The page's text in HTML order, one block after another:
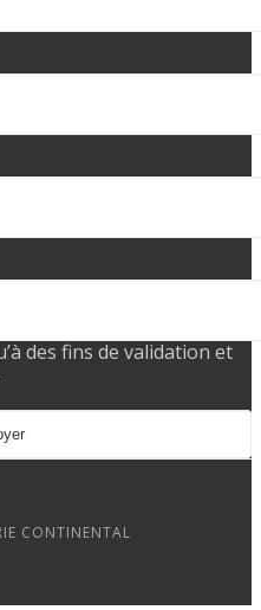
des fins de validation et
CONTINENTAL